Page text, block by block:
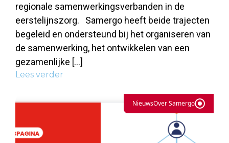
regionale samenwerkingsverbanden in de
eerstelijnszorg. Samergo heeft beide trajecten
begeleid en ondersteund bij het organiseren van
de samenwerking, het ontwikkelen van een
gezamenlijke […]
Lees verder
NieuwsOver Samergo